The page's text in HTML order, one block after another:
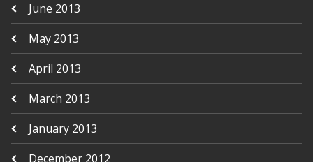
June 2013
May 2013
April 2013
March 2013
January 2013
December 2012